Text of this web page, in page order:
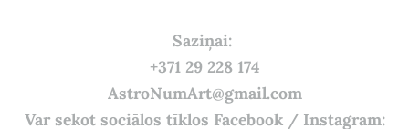
Saziņai:
+371 29 228 174
AstroNumArt@gmail.com
Var sekot sociālos tīklos Facebook / Instagram: